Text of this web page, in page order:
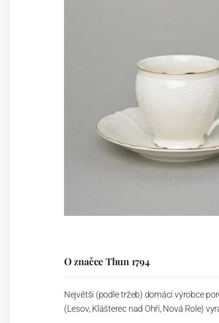
O značce Thun 1794
Největší (podle tržeb) domácí výrobce
(Lesov, Klášterec nad Ohří, Nová Role)